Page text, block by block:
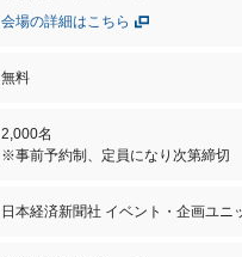
会場の詳細はこちら
無料
2,000名
※事前予約制、定員になり次第締切
日本経済新聞社 イベント・企画ユニ